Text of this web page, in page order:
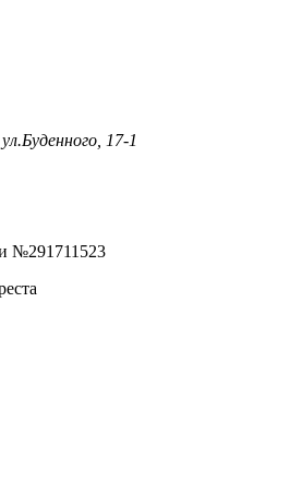
17-1
№291711523